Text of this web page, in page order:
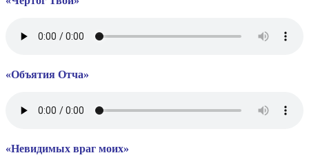
«Объятия Отча»
«Невидимых враг моих»